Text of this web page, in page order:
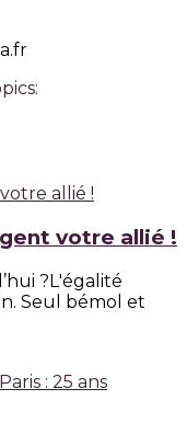
votre allié !
?L'égalité
Seul bémol et